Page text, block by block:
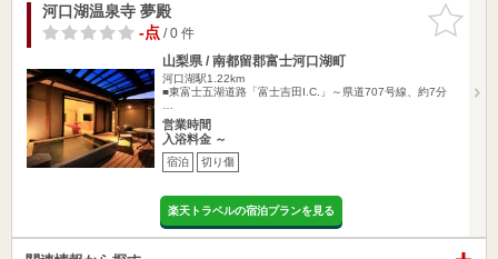
お気に入
りに追加
河口湖温泉寺 夢殿
-点/ 0 件
山梨県 / 南都留郡富士河口湖町
河口湖駅1.22km
■東富士五湖道路「富士吉田I.C.」～県道707号線、約7分
営業時間
入浴料金 ～
宿泊 切り傷
楽天トラベルの宿泊プランを見る